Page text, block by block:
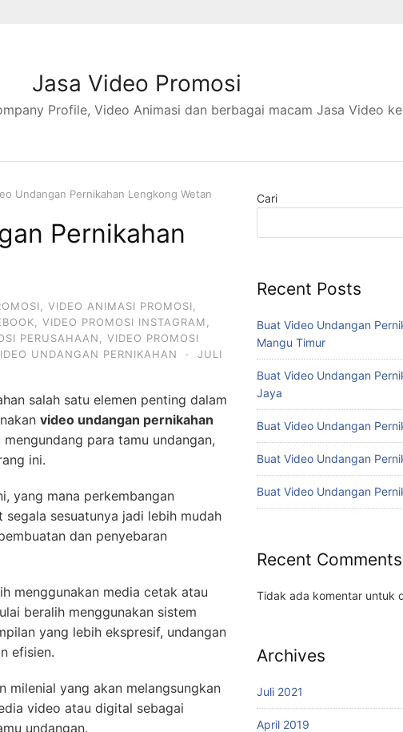
Jasa Video Promosi
Profile, Video Animasi dan berbagai macam Jasa Video
Undangan Pernikahan Lengkong Wetan
Pernikahan
VIDEO ANIMASI PROMOSI
VIDEO PROMOSI INSTAGRAM
PERUSAHAAN
VIDEO PROMOSI
UNDANGAN PERNIKAHAN ·
JULI
salah satu elemen penting dalam
video undangan pernikahan
para tamu undangan,
ini.
yang mana perkembangan
sesuatunya jadi lebih mudah
dan penyebaran
menggunakan media cetak atau
beralih menggunakan sistem
yang lebih ekspresif, undangan
efisien.
milenial yang akan melangsungkan
video atau digital sebagai
undangan.
Cari
Recent Posts
Buat Video Undangan
Mangu Timur
Buat Video Undangan
Jaya
Buat Video Undangan
Buat Video Undangan
Buat Video Undangan
Recent Comments
Tidak ada komentar untuk
Archives
Juli 2021
April 2019